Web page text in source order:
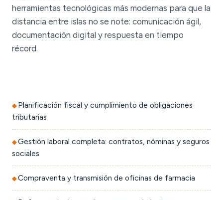
herramientas tecnológicas más modernas para que la
distancia entre islas no se note: comunicación ágil,
documentación digital y respuesta en tiempo
récord.
Planificación fiscal y cumplimiento de obligaciones
tributarias
Gestión laboral completa: contratos, nóminas y seguros
sociales
Compraventa y transmisión de oficinas de farmacia